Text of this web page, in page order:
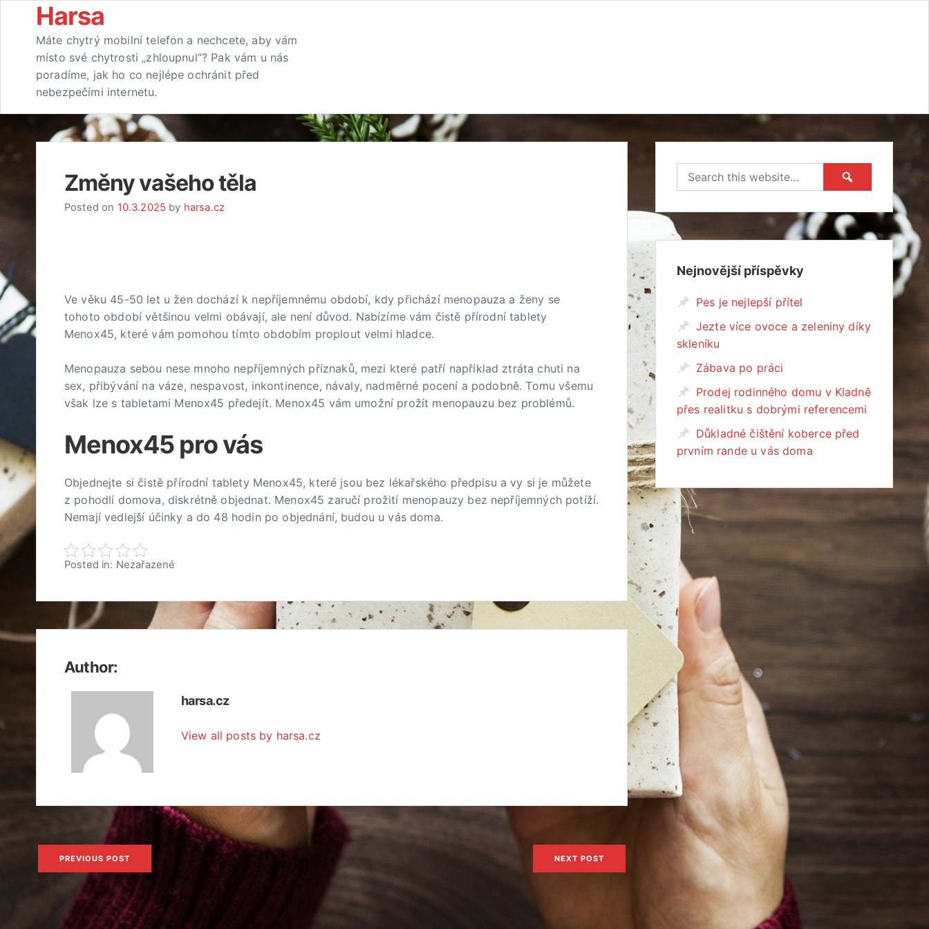
content
Harsa
Máte chytrý mobilní telefon a nechcete, aby vám
místo své chytrosti „zhloupnul“? Pak vám u nás
poradíme, jak ho co nejlépe ochránit před
nebezpečími internetu.
Změny vašeho těla
Posted on 10.3.2025 by harsa.cz
Ve věku 45-50 let u žen dochází k nepříjemnému období, kdy přichází menopauza a ženy se
tohoto období většinou velmi obávají, ale není důvod. Nabízíme vám čistě přírodní tablety
Menox45, které vám pomohou tímto obdobím proplout velmi hladce.
Menopauza sebou nese mnoho nepříjemných příznaků, mezi které patří například ztráta chuti na
sex, přibývání na váze, nespavost, inkontinence, návaly, nadměrné pocení a podobně. Tomu všemu
však lze s tabletami Menox45 předejít. Menox45 vám umožní prožít menopauzu bez problémů.
Menox45 pro vás
Objednejte si čistě přírodní tablety Menox45, které jsou bez lékařského předpisu a vy si je můžete
z pohodlí domova, diskrétně objednat. Menox45 zaručí prožití menopauzy bez nepříjemných potíží.
Nemají vedlejší účinky a do 48 hodin po objednání, budou u vás doma.
Posted in: Nezařazené
Author:
harsa.cz
View all posts by harsa.cz
Navigace
pro
příspěvek
PREVIOUS POST NEXT POST
Nejnovější příspěvky
Pes je nejlepší přítel
Jezte více ovoce a zeleniny díky
skleníku
Zábava po práci
Prodej rodinného domu v Kladně
přes realitku s dobrými referencemi
Důkladné čištění koberce před
prvním rande u vás doma